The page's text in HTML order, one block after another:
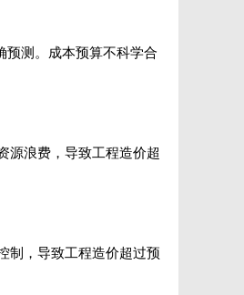
预测。成本预算不科学合
源浪费，导致工程造价超
制，导致工程造价超过预